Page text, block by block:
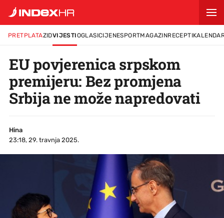
PRETPLATAZIDVIJESTIOGLASICIJENESPORTMAGAZINRECEPTI
EU povjerenica srpskom
premijeru: Bez promjena
Srbija ne može napredovati
Hina
23:18, 29. travnja 2025.